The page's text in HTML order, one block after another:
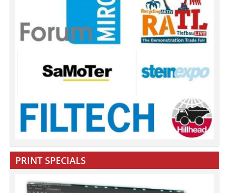
PRINT SPECIALS